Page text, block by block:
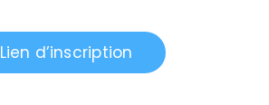
Lien d’inscription